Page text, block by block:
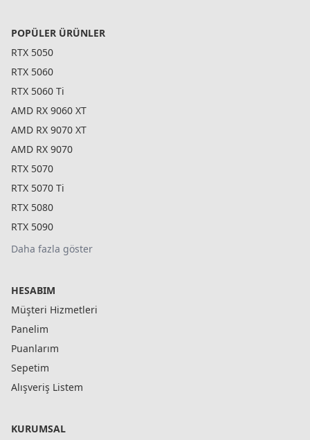
POPÜLER ÜRÜNLER
RTX 5050
RTX 5060
RTX 5060 Ti
AMD RX 9060 XT
AMD RX 9070 XT
AMD RX 9070
RTX 5070
RTX 5070 Ti
RTX 5080
RTX 5090
Daha fazla göster
HESABIM
Müşteri Hizmetleri
Panelim
Puanlarım
Sepetim
Alışveriş Listem
KURUMSAL